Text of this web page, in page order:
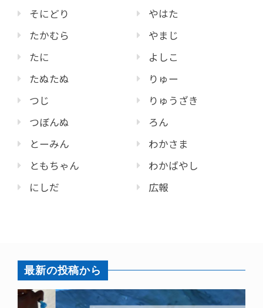
そにどり
たかむら
たに
たぬたぬ
つじ
つぼんぬ
とーみん
ともちゃん
にしだ
やはた
やまじ
よしこ
りゅー
りゅうざき
ろん
わかさま
わかばやし
広報
最新の投稿から